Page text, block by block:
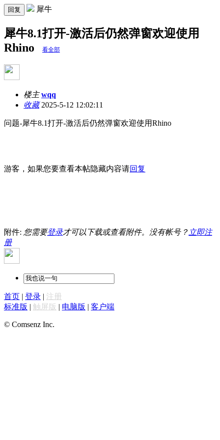
回复 犀牛
犀牛8.1打开-激活后仍然弹窗欢迎使用
Rhino
看全部
楼主 wqq
收藏2025-5-12 12:02:11
问题-犀牛8.1打开-激活后仍然弹窗欢迎使用Rhino
游客，如果您要查看本帖隐藏内容请回复
附件: 您需要登录才可以下载或查看附件。没有帐号？ 立即注
册
首页 | 登录 | 注册
标准版 | 触屏版 | 电脑版 | 客户端
© Comsenz Inc.